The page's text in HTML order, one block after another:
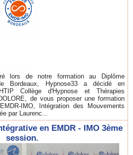
lors de notre formation au Diplôme
Bordeaux, Hypnose33 a décidé en
Collège d'Hypnose et Thérapies
de vous proposer une formation
IMO, Intégration des Mouvements
par Laurenc...
en EMDR - IMO 3ème
session.